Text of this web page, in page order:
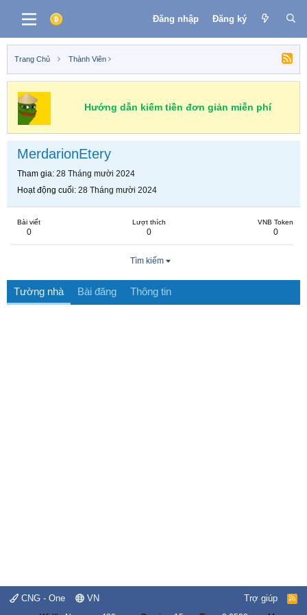
Đăng nhập Đăng ký
Trang Chủ Thành Viên
Hướng dẫn kiếm tiền đơn giản miễn phí
MerdarionEtery
Tham gia 28 Tháng mười 2024
Hoạt động cuối 28 Tháng mười 2024
Bài viết
0
Lượt thích
0
VNB Token
0
Tìm kiếm
Tường nhà Bài đăng Thông tin
CNG - One VN Trợ giúp
R